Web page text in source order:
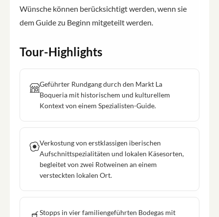
Wünsche können berücksichtigt werden, wenn sie
dem Guide zu Beginn mitgeteilt werden.
Tour-Highlights
Geführter Rundgang durch den Markt La
Boqueria mit historischem und kulturellem
Kontext von einem Spezialisten-Guide.
Verkostung von erstklassigen iberischen
Aufschnittspezialitäten und lokalen Käsesorten,
begleitet von zwei Rotweinen an einem
versteckten lokalen Ort.
Stopps in vier familiengeführten Bodegas mit